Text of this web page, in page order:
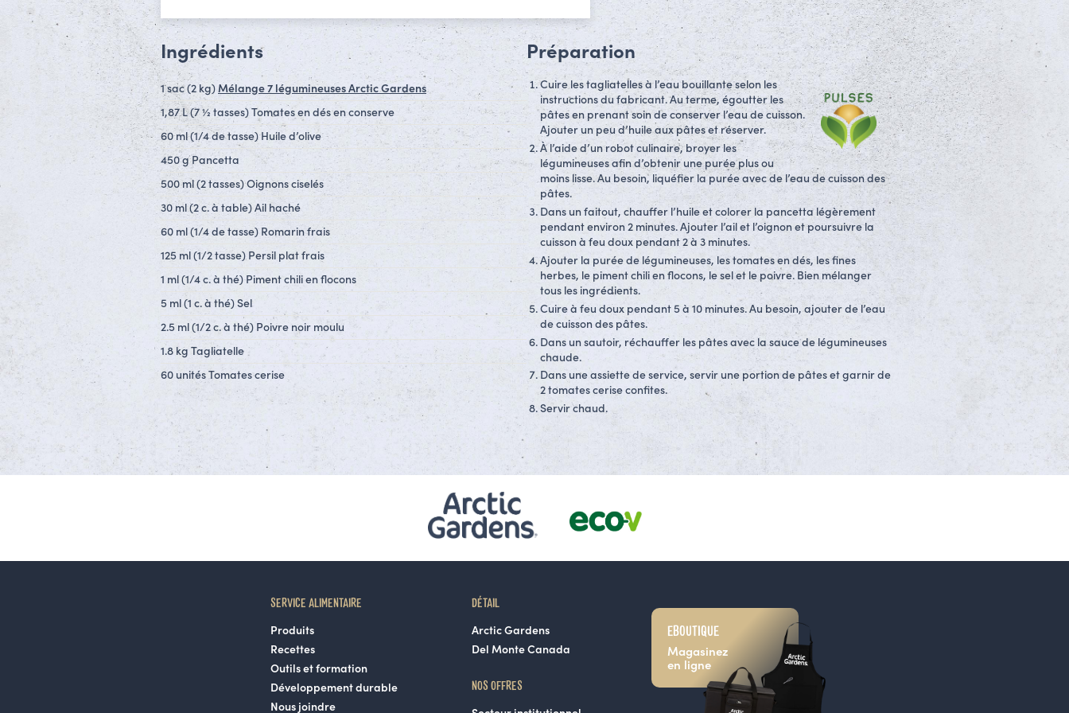
Ingrédients
1 sac (2 kg)Mélange 7 légumineuses Arctic Gardens
1,87 L (7 ½ tasses) Tomates en dés en conserve
60 ml (1/4 de tasse) Huile d’olive
450 g Pancetta
500 ml (2 tasses) Oignons ciselés
30 ml (2 c. à table) Ail haché
60 ml (1/4 de tasse) Romarin frais
125 ml (1/2 tasse) Persil plat frais
1 ml (1/4 c. à thé) Piment chili en flocons
5 ml (1 c. à thé) Sel
2.5 ml (1/2 c. à thé) Poivre noir moulu
1.8 kg Tagliatelle
60 unités Tomates cerise
Préparation
Cuire les tagliatelles à l’eau bouillante selon les
instructions du fabricant. Au terme, égoutter les
pâtes en prenant soin de conserver l’eau de cuisson.
Ajouter un peu d’huile aux pâtes et réserver.
À l’aide d’un robot culinaire, broyer les
légumineuses afin d’obtenir une purée plus ou
moins lisse. Au besoin, liquéfier la purée avec de l’eau de cuisson des
pâtes.
Dans un faitout, chauffer l’huile et colorer la pancetta légèrement
pendant environ 2 minutes. Ajouter l’ail et l’oignon et poursuivre la
cuisson à feu doux pendant 2 à 3 minutes.
Ajouter la purée de légumineuses, les tomates en dés, les fines
herbes, le piment chili en flocons, le sel et le poivre. Bien mélanger
tous les ingrédients.
Cuire à feu doux pendant 5 à 10 minutes. Au besoin, ajouter de l’eau
de cuisson des pâtes.
Dans un sautoir, réchauffer les pâtes avec la sauce de légumineuses
chaude.
Dans une assiette de service, servir une portion de pâtes et garnir de
2 tomates cerise confites.
Servir chaud.
SERVICE ALIMENTAIRE
Produits
Recettes
Outils et formation
Développement durable
Nous joindre
DÉTAIL
Arctic Gardens
Del Monte Canada
NOS OFFRES
EBOUTIQUE
Magasinez
en ligne